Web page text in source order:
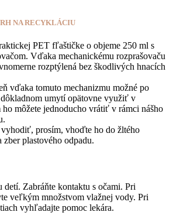
NA RECYKLÁCIU
PET fľaštičke o objeme 250 ml s
Vďaka mechanickému rozprašovaču
rozptýlená bez škodlivých hnacích
vďaka tomuto mechanizmu možné po
dôkladnom umytí opätovne využiť v
ho môžete jednoducho vrátiť v rámci nášho
prosím, vhoďte ho do žltého
zber plastového odpadu.
detí. Zabráňte kontaktu s očami. Pri
veľkým množstvom vlažnej vody. Pri
vyhľadajte pomoc lekára.